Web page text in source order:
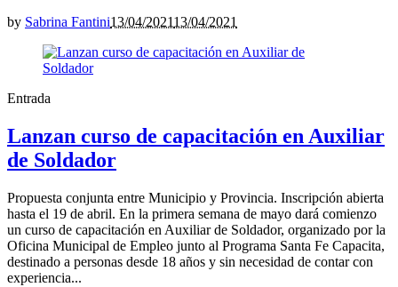
by Sabrina Fantini13/04/202113/04/2021
Entrada
Lanzan curso de capacitación en Auxiliar
de Soldador
Propuesta conjunta entre Municipio y Provincia. Inscripción abierta
hasta el 19 de abril. En la primera semana de mayo dará comienzo
un curso de capacitación en Auxiliar de Soldador, organizado por la
Oficina Municipal de Empleo junto al Programa Santa Fe Capacita,
destinado a personas desde 18 años y sin necesidad de contar con
experiencia...